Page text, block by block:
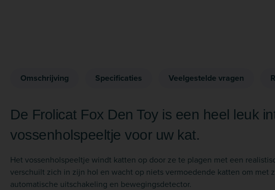
Omschrijving Specificaties Veelgestelde vragen
De Frolicat Fox Den Toy is een heel leuk
vossenholspeeltje voor uw kat.
Het vossenholspeeltje windt katten op door ze te plagen met een
verschuilt zich in zijn hol en wacht op niets vermoedende katten om met
automatische uitschakeling en bewegingsdetector.